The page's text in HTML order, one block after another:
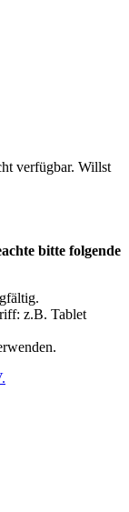
verfügbar. Willst
bitte folgende
z.B. Tablet